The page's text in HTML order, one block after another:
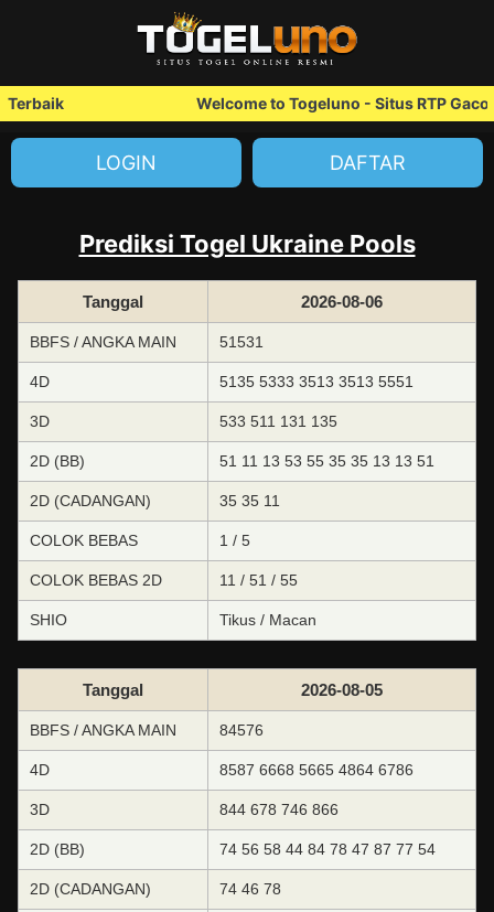
Welcome to Togeluno - Situs RTP Gacor
LOGIN DAFTAR
Prediksi Togel Ukraine Pools
Tanggal 2026-08-06
BBFS / ANGKA MAIN 51531
4D 5135 5333 3513 3513 5551
3D 533 511 131 135
2D (BB) 51 11 13 53 55 35 35 13 13 51
2D (CADANGAN) 35 35 11
COLOK BEBAS 1 / 5
COLOK BEBAS 2D 11 / 51 / 55
SHIO Tikus / Macan
Tanggal 2026-08-05
BBFS / ANGKA MAIN 84576
4D 8587 6668 5665 4864 6786
3D 844 678 746 866
2D (BB) 74 56 58 44 84 78 47 87 77 54
2D (CADANGAN) 74 46 78